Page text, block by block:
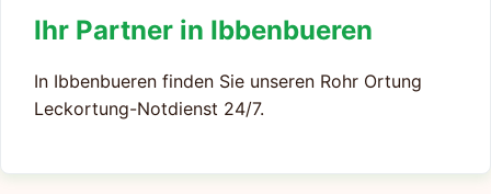
Ihr Partner in Ibbenbueren
In Ibbenbueren finden Sie unseren Rohr Ortung
Leckortung-Notdienst 24/7.